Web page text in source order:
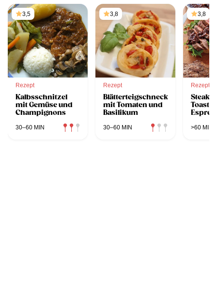
3,5
Rezept
Kalbsschnitzel
mit Gemüse und
Champignons
30–60 MIN
3,8
Rezept
Blätterteigschnecken
mit Tomaten und
Basilikum
30–60 MIN
3,8
Rezept
Steak
Toast
>60 MIN